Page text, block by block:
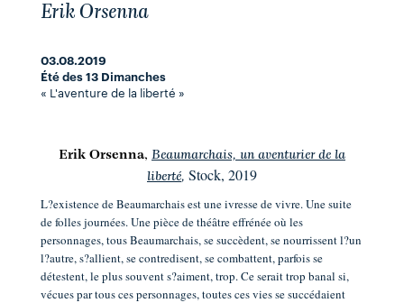
Erik Orsenna
03.08.2019
Été des 13 Dimanches
« L'aventure de la liberté »
Erik Orsenna, Beaumarchais, un aventurier de la
liberté, Stock, 2019
L?existence de Beaumarchais est une ivresse de vivre. Une suite
de folles journées. Une pièce de théâtre effrénée où les
personnages, tous Beaumarchais, se succèdent, se nourrissent l?un
l?autre, s?allient, se contredisent, se combattent, parfois se
détestent, le plus souvent s?aiment, trop. Ce serait trop banal si,
vécues par tous ces personnages, toutes ces vies se succédaient